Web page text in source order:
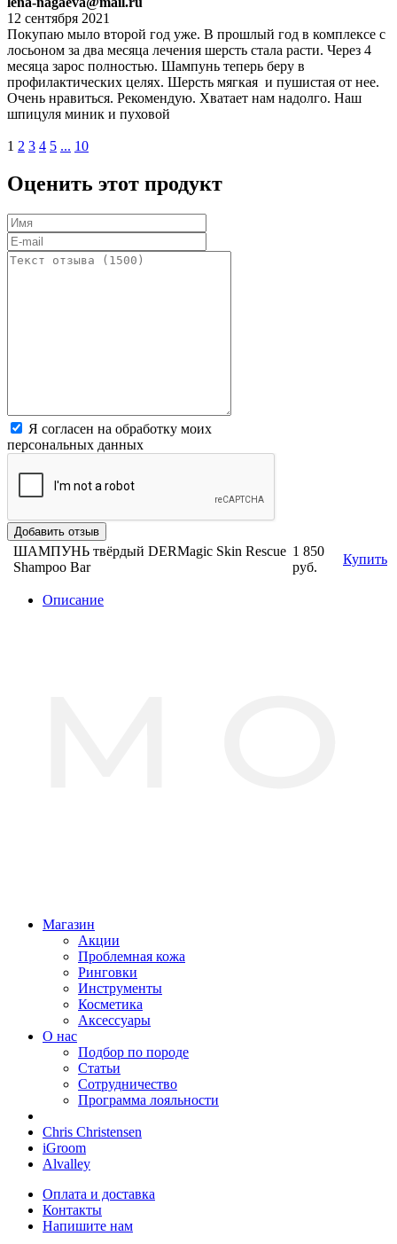
12 сентября 2021
Покупаю мыло второй год уже. В прошлый год в комплексе с
лосьоном за два месяца лечения шерсть стала расти. Через 4
месяца зарос полностью. Шампунь теперь беру в
профилактических целях. Шерсть мягкая и пушистая от нее.
Очень нравиться. Рекомендую. Хватает нам надолго. Наш
шпицуля миник и пуховой
1 2 3 4 5 ... 10
Оценить этот продукт
Я согласен на обработку моих
персональных данных
ШАМПУНЬ твёрдый DERMagic Skin Rescue
Shampoo Bar
1 850
руб.
Купить
Описание
Магазин
Акции
Проблемная кожа
Ринговки
Инструменты
Косметика
Аксессуары
О нас
Подбор по породе
Статьи
Сотрудничество
Программа лояльности
Chris Christensen
iGroom
Alvalley
Оплата и доставка
Контакты
Напишите нам